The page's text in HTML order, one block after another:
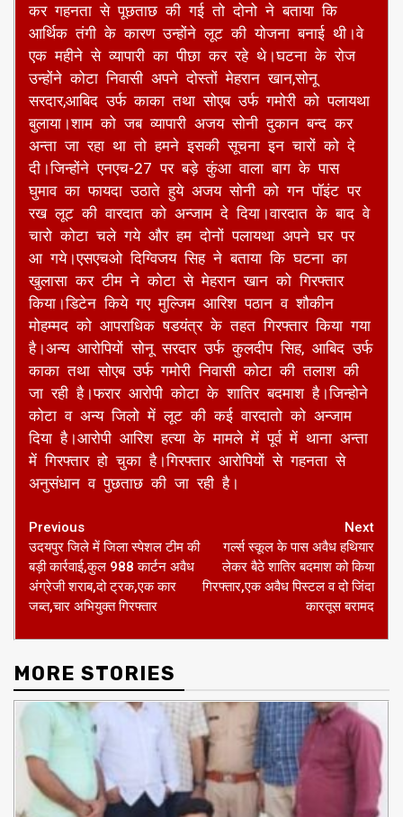
कर गहनता से पूछताछ की गई तो दोनो ने बताया कि
आर्थिक तंगी के कारण उन्होंने लूट की योजना बनाई थी।वे
एक महीने से व्यापारी का पीछा कर रहे थे।घटना के रोज
उन्होंने कोटा निवासी अपने दोस्तों मेहरान खान,सोनू
सरदार,आबिद उर्फ काका तथा सोएब उर्फ गमोरी को पलायथा
बुलाया।शाम को जब व्यापारी अजय सोनी दुकान बन्द कर
अन्ता जा रहा था तो हमने इसकी सूचना इन चारों को दे
दी।जिन्होंने एनएच-27 पर बड़े कुंआ वाला बाग के पास
घुमाव का फायदा उठाते हुये अजय सोनी को गन पॉइंट पर
रख लूट की वारदात को अन्जाम दे दिया।वारदात के बाद वे
चारो कोटा चले गये और हम दोनों पलायथा अपने घर पर
आ गये।एसएचओ दिग्विजय सिह ने बताया कि घटना का
खुलासा कर टीम ने कोटा से मेहरान खान को गिरफ्तार
किया।डिटेन किये गए मुल्जिम आरिश पठान व शौकीन
मोहम्मद को आपराधिक षडयंत्र के तहत गिरफ्तार किया गया
है।अन्य आरोपियों सोनू सरदार उर्फ कुलदीप सिह, आबिद उर्फ
काका तथा सोएब उर्फ गमोरी निवासी कोटा की तलाश की
जा रही है।फरार आरोपी कोटा के शातिर बदमाश है।जिन्होने
कोटा व अन्य जिलो में लूट की कई वारदातो को अन्जाम
दिया है।आरोपी आरिश हत्या के मामले में पूर्व में थाना अन्ता
में गिरफ्तार हो चुका है।गिरफ्तार आरोपियों से गहनता से
अनुसंधान व पुछताछ की जा रही है।
Continue
Reading
Previous
उदयपुर जिले में जिला स्पेशल टीम की
बड़ी कार्रवाई,कुल 988 कार्टन अवैध
अंग्रेजी शराब,दो ट्रक,एक कार
जब्त,चार अभियुक्त गिरफ्तार
Next
गर्ल्स स्कूल के पास अवैध हथियार
लेकर बैठे शातिर बदमाश को किया
गिरफ्तार,एक अवैध पिस्टल व दो जिंदा
कारतूस बरामद
MORE STORIES